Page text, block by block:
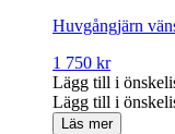
Huvgångjärn
1 750 kr
Lägg till i
Lägg till i
Läs mer